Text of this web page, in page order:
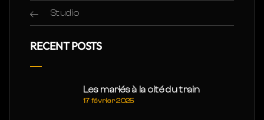
Studio
RECENT POSTS
Les mariés à la cité du train
17 février 2025